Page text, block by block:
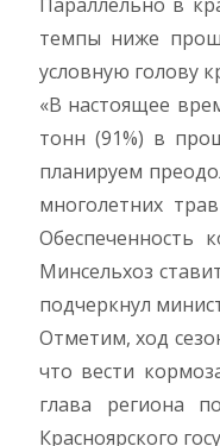
темпы ниже
условную голову
«В настоящее
тонн (91%) в
планируем
многолетних
Обеспеченность
Минсельхоз
подчеркнул
Отметим, ход
что вести
глава региона
Красноярского